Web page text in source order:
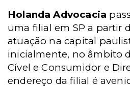
Holanda Advocacia
uma filial em SP a partir
atuação na capital
inicialmente, no âmbito
Cível e Consumidor e
endereço da filial é